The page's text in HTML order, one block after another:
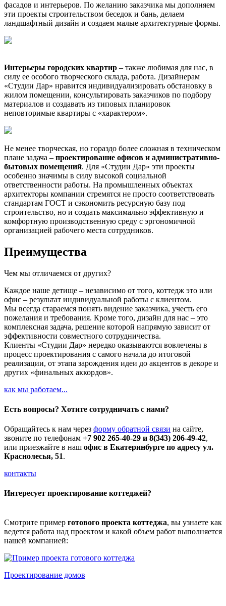
фасадов и интерьеров. По желанию заказчика мы дополняем
эти проекты строительством беседок и бань, делаем
ландшафтный дизайн и создаем малые архитектурные формы.
Интерьеры городских квартир – также любимая для нас, в
силу ее особого творческого склада, работа. Дизайнерам
«Студии Дар» нравится индивидуализировать обстановку в
жилом помещении, консультировать заказчиков по подбору
материалов и создавать из типовых планировок
неповторимые квартиры с «характером».
Не менее творческая, но гораздо более сложная в техническом
плане задача – проектирование офисов и административно-
бытовых помещений. Для «Студии Дар» эти проекты
особенно значимы в силу высокой социальной
ответственности работы. На промышленных объектах
архитекторы компании стремятся не просто соответствовать
стандартам ГОСТ и сэкономить ресурсную базу под
строительство, но и создать максимально эффективную и
комфортную производственную среду с эргономичной
организацией рабочего места сотрудников.
Преимущества
Чем мы отличаемся от других?
Каждое наше детище – независимо от того, коттедж это или
офис – результат индивидуальной работы с клиентом.
Мы всегда стараемся понять видение заказчика, учесть его
пожелания и требования. Кроме того, дизайн для нас – это
комплексная задача, решение которой напрямую зависит от
эффективности совместного сотрудничества.
Клиенты «Студии Дар» нередко оказываются вовлечены в
процесс проектирования с самого начала до итоговой
реализации, от этапа зарождения идеи до акцентов в декоре и
других «финальных аккордов».
как мы работаем...
Есть вопросы? Хотите сотрудничать с нами?
Обращайтесь к нам через форму обратной связи на сайте,
звоните по телефонам +7 902 265-40-29 и 8(343) 206-49-42,
или приезжайте в наш офис в Екатеринбурге по адресу ул.
Краснолесья, 51.
контакты
Интересует проектирование коттеджей?
Смотрите пример готового проекта коттеджа, вы узнаете как
ведется работа над проектом и какой объем работ выполняется
нашей компанией:
Проектирование домов